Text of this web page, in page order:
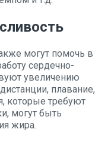
могут помочь в
сердечно-
увеличению
плавание,
которые требуют
могут быть
жира.